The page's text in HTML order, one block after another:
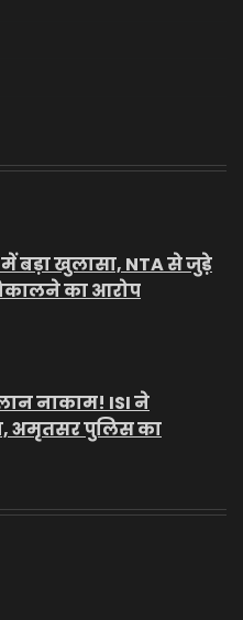
बड़ा खुलासा, NTA से जुड़े
का आरोप
नाकाम! ISI ने
अमृतसर पुलिस का